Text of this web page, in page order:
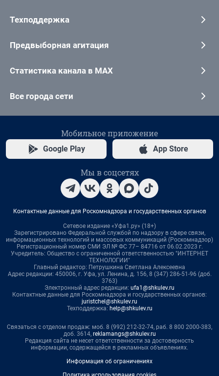
Техподдержка
Предвыборная агитация
Статистика канала в MAX
Все города сети
Мобильное приложение
Google Play App Store
Мы в соцсетях
Контактные данные для Роскомнадзора и государственных органов
Сетевое издание «Уфа1.ру» (18+)
Зарегистрировано Федеральной службой по надзору в сфере связи,
информационных технологий и массовых коммуникаций (Роскомнадзор)
Регистрационный номер СМИ ЭЛ № ФС 77– 84716 от 06.02.2023 г.
Учредитель: Общество с ограниченной ответственностью "ИНТЕРНЕТ
ТЕХНОЛОГИИ"
Главный редактор: Петрушкина Светлана Алексеевна
Адрес редакции: 450006, г. Уфа, ул. Ленина, д. 156, 8 (347) 286-51-96 (доб.
3763)
Электронный адрес редакции: ufa1@shkulev.ru
Контактные данные для Роскомнадзора и государственных органов:
juristchel@shkulev.ru
Техподдержка: help@shkulev.ru
Связаться с отделом продаж: моб. 8 (992) 212-32-74, раб. 8 800 2000-383,
доб. 3614, reklamangs@shkulev.ru
Редакция сайта не несет ответственности за достоверность
информации, содержащейся в рекламных объявлениях.
Информация об ограничениях